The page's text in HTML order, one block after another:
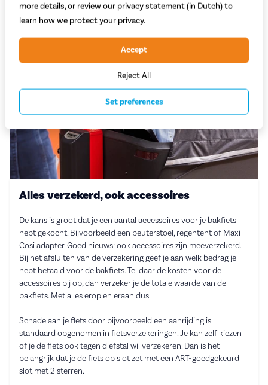
Alles verzekerd, ook accessoires
De kans is groot dat je een aantal accessoires voor je bakfiets
hebt gekocht. Bijvoorbeeld een peuterstoel, regentent of Maxi
Cosi adapter. Goed nieuws: ook accessoires zijn meeverzekerd.
Bij het afsluiten van de verzekering geef je aan welk bedrag je
hebt betaald voor de bakfiets. Tel daar de kosten voor de
accessoires bij op, dan verzeker je de totale waarde van de
bakfiets. Met alles erop en eraan dus.
Schade aan je fiets door bijvoorbeeld een aanrijding is
standaard opgenomen in fietsverzekeringen. Je kan zelf kiezen
of je de fiets ook tegen diefstal wil verzekeren. Dan is het
belangrijk dat je de fiets op slot zet met een ART-goedgekeurd
slot met 2 sterren.
more details, or review our privacy statement (in Dutch) to
learn how we protect your privacy.
Reject All
Accept
Set preferences